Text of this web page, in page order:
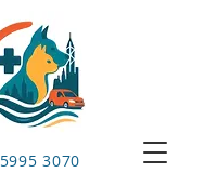
5995 3070